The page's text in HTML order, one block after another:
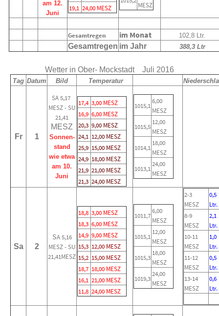
am 12.
Juni
19,1 24,00 MESZ MESZ
Gesamtregen im Monat 102,8 Ltr.
Gesamtregen im Jahr 388,3 Ltr
Wetter in Ober- Mockstadt Juli 2016
Tag Datum Bild Temperatur
Fr 1
SA 5,17
MESZ - SU
21,41
MESZ
Sonnen-
stand
wie etwa
am 10.
Juni
17,4 3,00 MESZ
16,9 6,00 MESZ
20,3 9,00 MESZ
24,1 12,00 MESZ
25,9 15,00 MESZ
24,9 18,00 MESZ
21,9 21,00 MESZ
21,3 24,00 MESZ
1015,1
6,00
MESZ
1015,5
12,00
MESZ
1014,1
18,00
MESZ
1013,1
24,00
MESZ
Sa 2
SA 5,16
MESZ - SU
21,41MESZ
18,8 3,00 MESZ
18,3 6,00 MESZ
14,9 9,00 MESZ
15,3 12,00 MESZ
15,2 15,00 MESZ
18,7 18,00 MESZ
16,1 21,00 MESZ
11,8 24,00 MESZ
1011,7
6,00
MESZ
1015,1
12,00
MESZ
1015,3
18,00
MESZ
1019,3
24,00
MESZ
2-3
MESZ
0,5
Ltr.
8-9
MESZ
2,1
Ltr.
10-11
MESZ
1,0
Ltr.
11-12
MESZ
0,5
Ltr.
13-14
MESZ
0,6
Ltr.